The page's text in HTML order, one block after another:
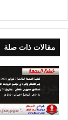
مقالات ذات صلة